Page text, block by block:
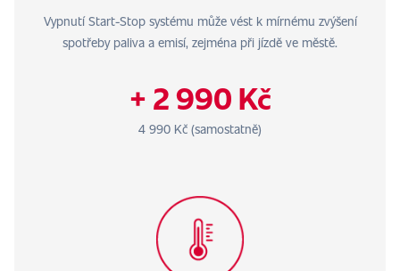
Vypnutí Start-Stop systému může vést k mírnému zvýšení
spotřeby paliva a emisí, zejména při jízdě ve městě.
+ 2 990 Kč
4 990 Kč (samostatně)